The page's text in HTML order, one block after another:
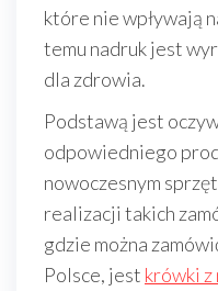
które nie wpływają
temu nadruk jest
dla zdrowia.
Podstawą jest
odpowiedniego
nowoczesnym
realizacji takich
gdzie można
Polsce, jest krówki z